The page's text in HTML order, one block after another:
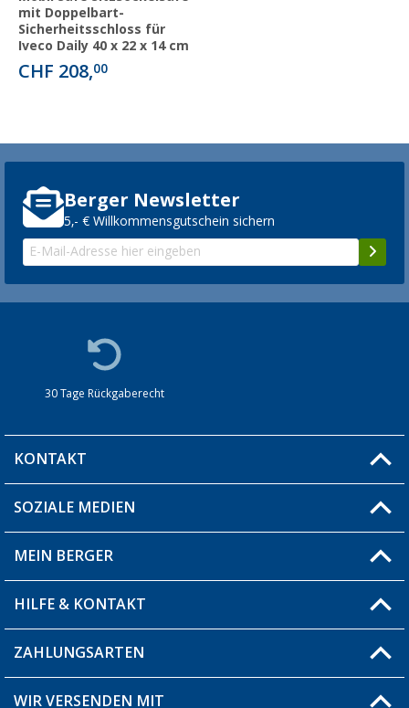
mit Doppelbart-
Sicherheitsschloss für
Iveco Daily 40 x 22 x 14 cm
CHF 208,00
Berger Newsletter
5,- € Willkommensgutschein sichern
30 Tage Rückgaberecht
KONTAKT
Du hast eine Frage?
Filiale finden
SOZIALE MEDIEN
MEIN BERGER
Blog
Produkttester
HILFE & KONTAKT
Fragen & Antworten / FAQ
Versandinformationen
ZAHLUNGSARTEN
WIR VERSENDEN MIT